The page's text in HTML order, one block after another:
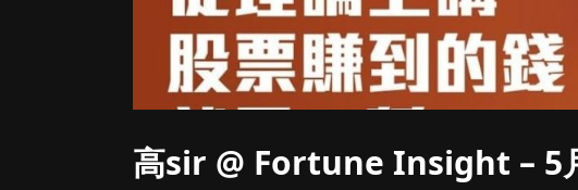
高sir @ Fortune Insight – 5